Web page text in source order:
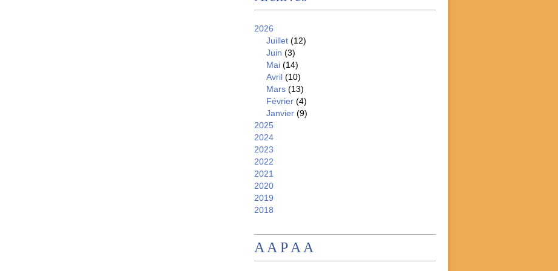
2026
Juillet (12)
Juin (3)
Mai (14)
Avril (10)
Mars (13)
Février (4)
Janvier (9)
2025
2024
2023
2022
2021
2020
2019
2018
A A P A A